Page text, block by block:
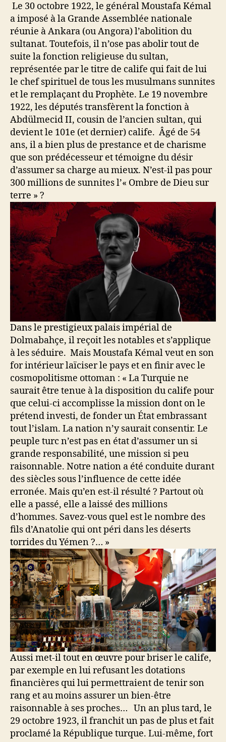
Le 30 octobre 1922, le général Moustafa Kémal
a imposé à la Grande Assemblée nationale
réunie à Ankara (ou Angora) l’abolition du
sultanat. Toutefois, il n’ose pas abolir tout de
suite la fonction religieuse du sultan,
représentée par le titre de calife qui fait de lui
le chef spirituel de tous les musulmans sunnites
et le remplaçant du Prophète. Le 19 novembre
1922, les députés transfèrent la fonction à
Abdülmecid II, cousin de l’ancien sultan, qui
devient le 101e (et dernier) calife. Âgé de 54
ans, il a bien plus de prestance et de charisme
que son prédécesseur et témoigne du désir
d’assumer sa charge au mieux. N’est-il pas pour
300 millions de sunnites l’« Ombre de Dieu sur
terre » ?
Dans le prestigieux palais impérial de
Dolmabahçe, il reçoit les notables et s’applique
à les séduire. Mais Moustafa Kémal veut en son
for intérieur laïciser le pays et en finir avec le
cosmopolitisme ottoman : « La Turquie ne
saurait être tenue à la disposition du calife pour
que celui-ci accomplisse la mission dont on le
prétend investi, de fonder un État embrassant
tout l’islam. La nation n’y saurait consentir. Le
peuple turc n’est pas en état d’assumer un si
grande responsabilité, une mission si peu
raisonnable. Notre nation a été conduite durant
des siècles sous l’influence de cette idée
erronée. Mais qu’en est-il résulté ? Partout où
elle a passé, elle a laissé des millions
d’hommes. Savez-vous quel est le nombre des
fils d’Anatolie qui ont péri dans les déserts
torrides du Yémen ?… »
Aussi met-il tout en œuvre pour briser le calife,
par exemple en lui refusant les dotations
financières qui lui permettraient de tenir son
rang et au moins assurer un bien-être
raisonnable à ses proches… Un an plus tard, le
29 octobre 1923, il franchit un pas de plus et fait
proclamé la République turque. Lui-même, fort